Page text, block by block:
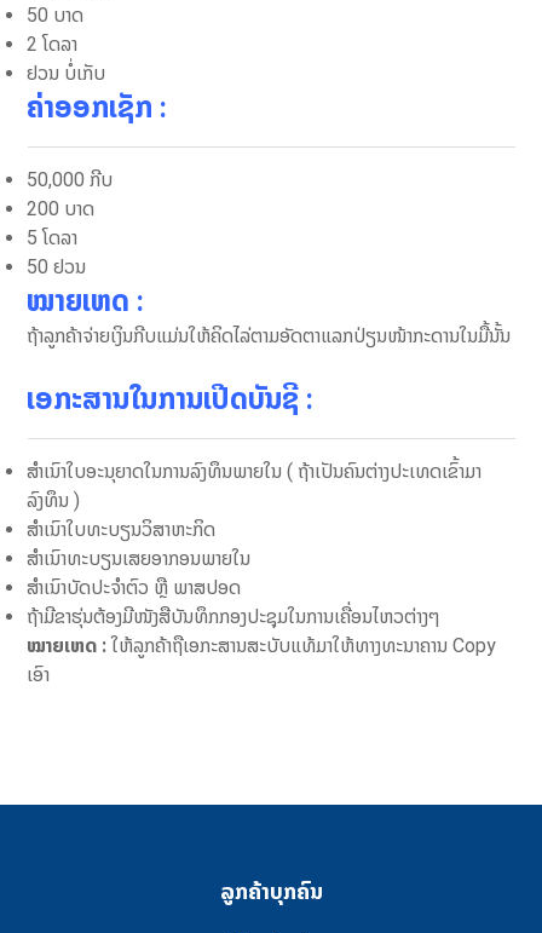
50 ບາດ
2 ໂດລາ
ຢວນ ບໍ່ເກັບ
ຄ່າອອກເຊັກ :
50,000 ກີບ
200 ບາດ
5 ໂດລາ
50 ຢວນ
ໝາຍເຫດ :
ຖ້າລູກຄ້າຈ່າຍເງິນກີບແມ່ນໃຫ້ຄິດໄລ່ຕາມອັດຕາແລກປ່ຽນໜ້າກະດານໃນມື້ນັ້ນ
ເອກະສານໃນການເປີດບັນຊີ :
ສຳເນົາໃບອະນຸຍາດໃນການລົງທຶນພາຍໃນ ( ຖ້າເປັນຄົນຕ່າງປະເທດເຂົ້າມາ
ລົງທຶນ )
ສຳເນົາໃບທະບຽນວິສາຫະກິດ
ສຳເນົາທະບຽນເສຍອາກອນພາຍໃນ
ສຳເນົາບັດປະຈຳຕົວ ຫຼື ພາສປອດ
ຖ້າມີຂາຮຸ່ນຕ້ອງມີໜັງສືບັນທຶກກອງປະຊຸມໃນການເຄື່ອນໄຫວຕ່າງໆ
ໝາຍເຫດ : ໃຫ້ລູກຄ້າຖືເອກະສານສະບັບແທ້ມາໃຫ້ທາງທະນາຄານ Copy
ເອົາ
ລູກຄ້າບຸກຄົນ